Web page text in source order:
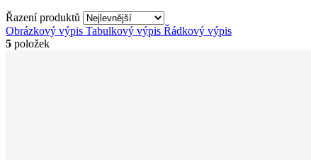
Řazení produktů
Obrázkový výpis Tabulkový výpis Řádkový výpis
5 položek